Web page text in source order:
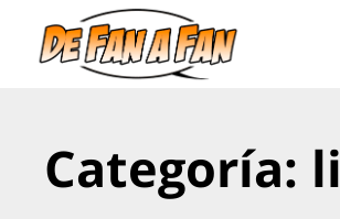
Categoría: